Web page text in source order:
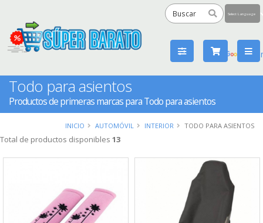
by
Todo para asientos
Productos de primeras marcas para Todo para asientos
INICIO AUTOMÓVIL INTERIOR TODO PARA ASIENTOS
Total de productos disponibles 13